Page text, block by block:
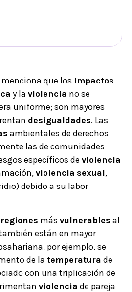
que los impactos
y la violencia no se
uniforme; son mayores
desigualdades. Las
ambientales de derechos
las de comunidades
específicos de violencia
violencia sexual,
debido a su labor
regiones más vulnerables al
están en mayor
por ejemplo, se
de la temperatura de
con una triplicación de
violencia de pareja